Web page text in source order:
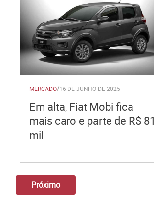
MERCADO/16 DE JUNHO DE 2025
Em alta, Fiat Mobi fica
mais caro e parte de R$ 81
mil
Próximo